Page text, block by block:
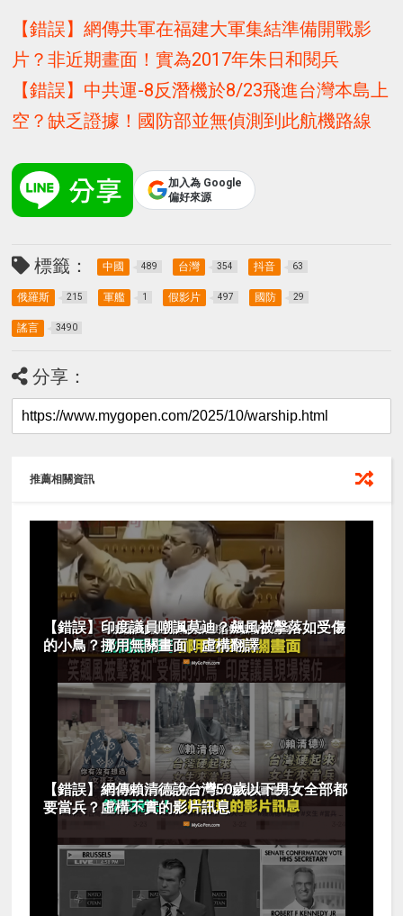
【錯誤】網傳共軍在福建大軍集結準備開戰影
片？非近期畫面！實為2017年朱日和閱兵
【錯誤】中共運-8反潛機於8/23飛進台灣本島上
空？缺乏證據！國防部並無偵測到此航機路線
加入為 Google
偏好來源
標籤： 中國 489 台灣 354 抖音 63
俄羅斯 215 軍艦 1 假影片 497 國防 29
謠言 3490
分享：
推薦相關資訊
【錯誤】印度議員嘲諷莫迪？飆風被擊落如受傷
的小鳥？挪用無關畫面！虛構翻譯
【錯誤】網傳賴清德說台灣50歲以下男女全部都
要當兵？虛構不實的影片訊息